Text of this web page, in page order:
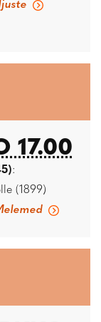
17.00
:
(1899)